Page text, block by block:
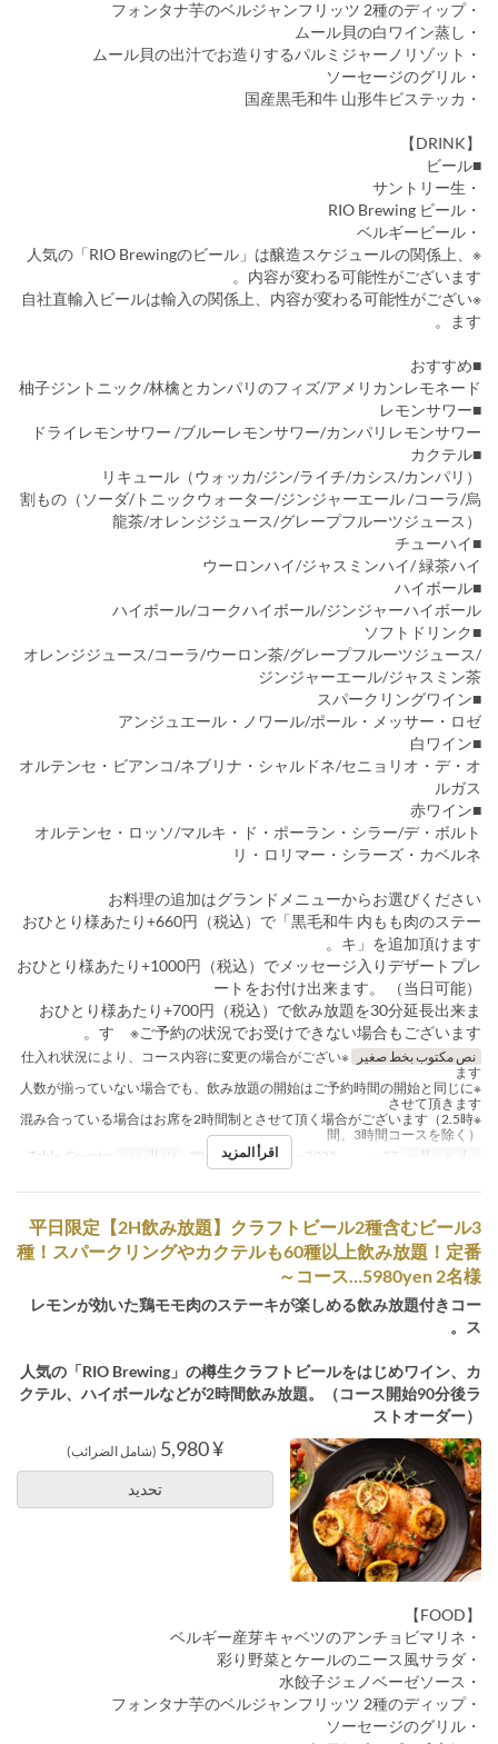
・フォンタナ芋のベルジャンフリッツ 2種のディップ
・ムール貝の白ワイン蒸し
・ムール貝の出汁でお造りするパルミジャーノリゾット
・ソーセージのグリル
・国産黒毛和牛 山形牛ビステッカ
【DRINK】
■ビール
・サントリー生
・RIO Brewing ビール
・ベルギービール
※人気の「RIO Brewingのビール」は醸造スケジュールの関係上、
内容が変わる可能性がございます。
※自社直輸入ビールは輸入の関係上、内容が変わる可能性がござい
ます。
■おすすめ
柚子ジントニック/林檎とカンパリのフィズ/アメリカンレモネード
■レモンサワー
ドライレモンサワー /ブルーレモンサワー/カンパリレモンサワー
■カクテル
リキュール（ウォッカ/ジン/ライチ/カシス/カンパリ）
割もの（ソーダ/トニックウォーター/ジンジャーエール /コーラ/烏
龍茶/オレンジジュース/グレープフルーツジュース）
■チューハイ
ウーロンハイ/ジャスミンハイ/ 緑茶ハイ
■ハイボール
ハイボール/コークハイボール/ジンジャーハイボール
■ソフトドリンク
オレンジジュース/コーラ/ウーロン茶/グレープフルーツジュース/
ジンジャーエール/ジャスミン茶
■スパークリングワイン
アンジュエール・ノワール/ポール・メッサー・ロゼ
■白ワイン
オルテンセ・ビアンコ/ネブリナ・シャルドネ/セニョリオ・デ・オ
ルガス
■赤ワイン
オルテンセ・ロッソ/マルキ・ド・ポーラン・シラー/デ・ボルト
リ・ロリマー・シラーズ・カベルネ
お料理の追加はグランドメニューからお選びください
おひとり様あたり+660円（税込）で「黒毛和牛 内もも肉のステー
キ」を追加頂けます。
おひとり様あたり+1000円（税込）でメッセージ入りデザートプレ
ートをお付け出来ます。 （当日可能）
おひとり様あたり+700円（税込）で飲み放題を30分延長出来ま
す ※ご予約の状況でお受けできない場合もございます。
نص مكتوب بخط صغير
※仕入れ状況により、コース内容に変更の場合がござい
ます
※人数が揃っていない場合でも、飲み放題の開始はご予約時間の開始と同じに
させて頂きます
※混み合っている場合はお席を2時間制とさせて頂く場合がございます（2.5時
間、3時間コースを除く）
تواريخ صالحة
حد الطلب 2 ~ 30 فئة المقعد اقرأ المزيد
平日限定【2H飲み放題】クラフトビール2種含むビール3
種！スパークリングやカクテルも60種以上飲み放題！定番
コース…5980yen 2名様～
レモンが効いた鶏モモ肉のステーキが楽しめる飲み放題付きコー
ス。
人気の「RIO Brewing」の樽生クラフトビールをはじめワイン、カ
クテル、ハイボールなどが2時間飲み放題。（コース開始90分後ラ
ストオーダー）
¥ 5,980 (شامل الضرائب)
تحديد
【FOOD】
・ベルギー産芽キャベツのアンチョビマリネ
・彩り野菜とケールのニース風サラダ
・水餃子ジェノベーゼソース
・フォンタナ芋のベルジャンフリッツ 2種のディップ
・ソーセージのグリル